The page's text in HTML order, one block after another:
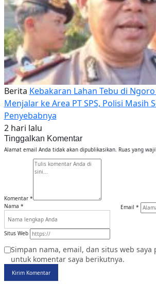
Berita Kebakaran Lahan Tebu di
Menjalar ke Area PT SPS, Polisi Masih
Penyebabnya
2 hari lalu
Tinggalkan Komentar
Alamat email Anda tidak akan dipublikasikan. Ruas yang
Komentar *
Nama * Email *
Situs Web
Simpan nama, email, dan situs web saya
untuk komentar saya berikutnya.
Kirim Komentar